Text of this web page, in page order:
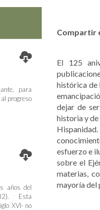
para
progreso
años del
Esta
XVI- no
Compartir
El 125
histórica de
dejar de
historia y de
esfuerzo e
sobre el
materias,
mayoría del